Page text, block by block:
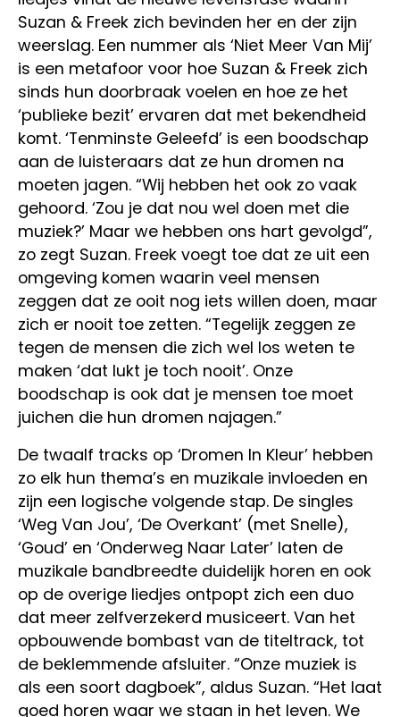
Suzan & Freek zich bevinden her en der zijn
weerslag. Een nummer als ‘Niet Meer Van Mij’
is een metafoor voor hoe Suzan & Freek zich
sinds hun doorbraak voelen en hoe ze het
‘publieke bezit’ ervaren dat met bekendheid
komt. ‘Tenminste Geleefd’ is een boodschap
aan de luisteraars dat ze hun dromen na
moeten jagen. “Wij hebben het ook zo vaak
gehoord. ‘Zou je dat nou wel doen met die
muziek?’ Maar we hebben ons hart gevolgd”,
zo zegt Suzan. Freek voegt toe dat ze uit een
omgeving komen waarin veel mensen
zeggen dat ze ooit nog iets willen doen, maar
zich er nooit toe zetten. “Tegelijk zeggen ze
tegen de mensen die zich wel los weten te
maken ‘dat lukt je toch nooit’. Onze
boodschap is ook dat je mensen toe moet
juichen die hun dromen najagen.”
De twaalf tracks op ‘Dromen In Kleur’ hebben
zo elk hun thema’s en muzikale invloeden en
zijn een logische volgende stap. De singles
‘Weg Van Jou’, ‘De Overkant’ (met Snelle),
‘Goud’ en ‘Onderweg Naar Later’ laten de
muzikale bandbreedte duidelijk horen en ook
op de overige liedjes ontpopt zich een duo
dat meer zelfverzekerd musiceert. Van het
opbouwende bombast van de titeltrack, tot
de beklemmende afsluiter. “Onze muziek is
als een soort dagboek”, aldus Suzan. “Het laat
goed horen waar we staan in het leven. We